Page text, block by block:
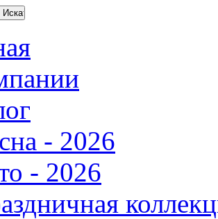
- 2026
- 2026